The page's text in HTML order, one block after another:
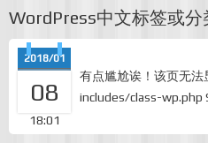
谈
WordPress中文标签或
2018/01
08
18:01
有点尴尬诶！该页无法
includes/class-wp.php